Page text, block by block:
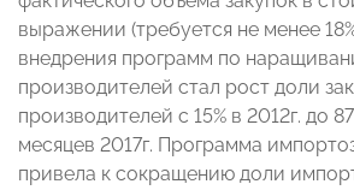
выражении (требуется не менее
внедрения программ по
производителей стал рост доли
производителей с 15% в 2012г. до
месяцев 2017г. Программа
привела к сокращению доли